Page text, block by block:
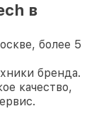
в
более 5
бренда.
качество,